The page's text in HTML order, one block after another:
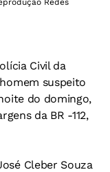
Civil da
suspeito
do domingo,
da BR -112,
Cleber Souza